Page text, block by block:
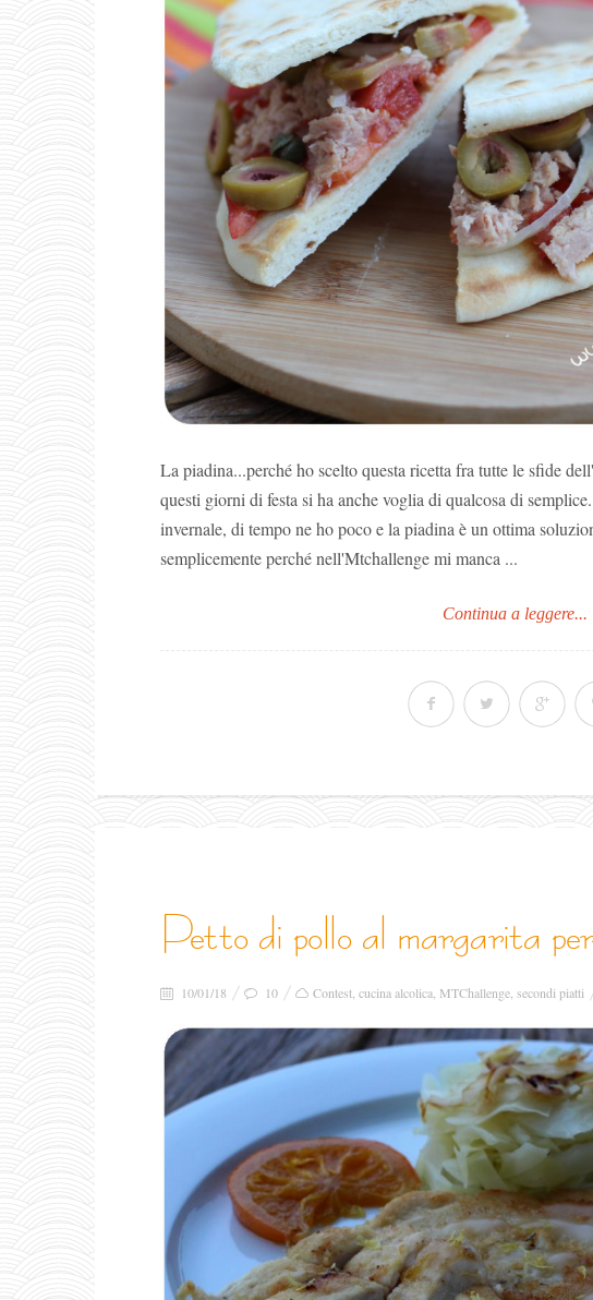
La piadina...perché ho scelto questa ricetta fra tutte le sfide
questi giorni di festa si ha anche voglia di qualcosa di
invernale, di tempo ne ho poco e la piadina è un ottima
semplicemente perché nell'Mtchallenge mi manca ...
Continua a leggere...
petto di pollo al margarita
10/01/18 10 Contest cucina alcolica MTChallenge secondi piatti